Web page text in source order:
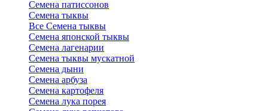
Семена патиссонов
Семена тыквы
Все Семена тыквы
Семена японской тыквы
Семена лагенарии
Семена тыквы мускатной
Семена дыни
Семена арбуза
Семена картофеля
Семена лука порея